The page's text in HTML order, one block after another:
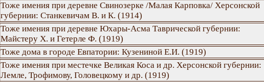
Тоже имения при деревне Свинозерке /Малая Карповка/ Херсонской
губернии: Станкевичам В. и К. (1914)
Тоже имения при деревне Юхары-Асма Таврической губернии:
Майстеру Х. и Гетерле Ф. (1919)
Тоже дома в городе Евпатории: Кузениной Е.И. (1919)
Тоже имения при местечке Великая Коса и др. Херсонской губернии:
Лемле, Трофимову, Головецкому и др. (1919)